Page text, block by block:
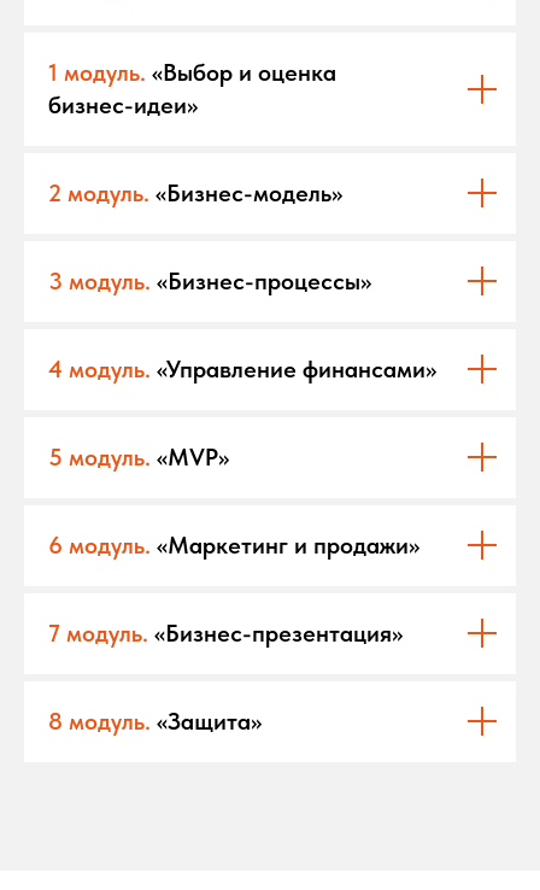
1 модуль. «Выбор и оценка
бизнес-идеи»
2 модуль. «Бизнес-модель»
3 модуль. «Бизнес-процессы»
4 модуль. «Управление финансами»
5 модуль. «MVP»
6 модуль. «Маркетинг и продажи»
7 модуль. «Бизнес-презентация»
8 модуль. «Защита»